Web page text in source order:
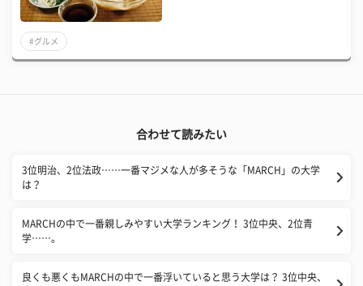
#グルメ
合わせて読みたい
3位明治、2位法政……一番マジメな人が多そうな「MARCH」の大学
は？
MARCHの中で一番親しみやすい大学ランキング！ 3位中央、2位青
学……。
良くも悪くもMARCHの中で一番浮いていると思う大学は？ 3位中央、